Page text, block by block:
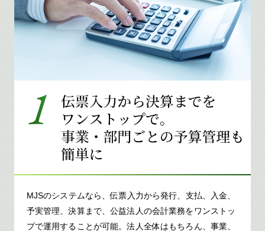
MJSのシステムなら、伝票入力から発行、支払、入金、
予実管理、決算まで、公益法人の会計業務をワンストッ
プで運用することが可能。法人全体はもちろん、事業、